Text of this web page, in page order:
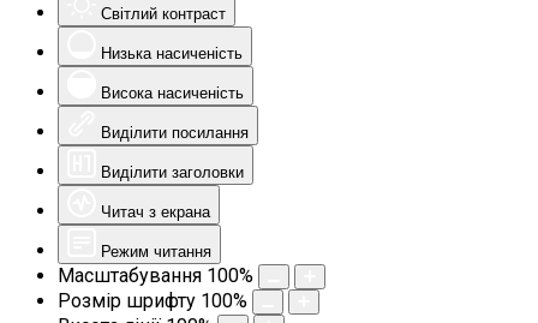
Світлий контраст
Низька насиченість
Висока насиченість
Виділити посилання
Виділити заголовки
Читач з екрана
Режим читання
Масштабування 100%
Розмір шрифту 100%